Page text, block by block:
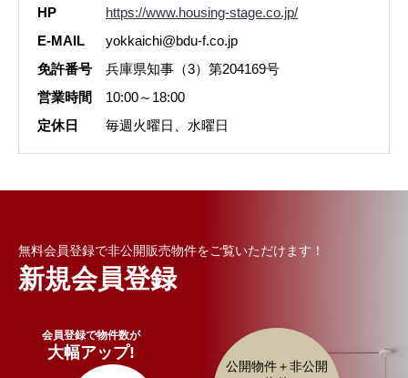
HP
https://www.housing-stage.co.jp/
E-MAIL
yokkaichi@bdu-f.co.jp
免許番号
兵庫県知事（3）第204169号
営業時間
10:00～18:00
定休日
毎週火曜日、水曜日
無料会員登録で非公開販売物件をご覧いただけます！
新規会員登録
会員登録で物件数が
大幅アップ!
公開物件＋非公開